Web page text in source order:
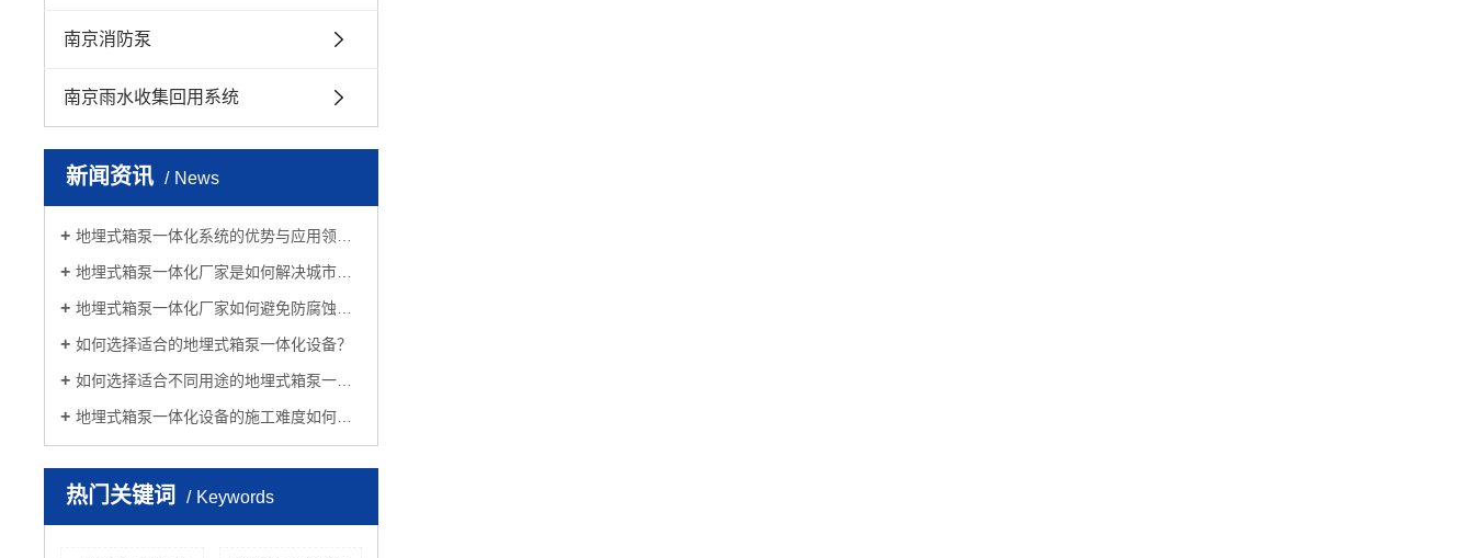
南京消防泵
南京雨水收集回用系统
新闻资讯 News
地埋式箱泵一体化系统的优势与应用领域是什么？
地埋式箱泵一体化厂家是如何解决城市污水处理难题的？
地埋式箱泵一体化厂家如何避免防腐蚀问题？
如何选择适合的地埋式箱泵一体化设备？
如何选择适合不同用途的地埋式箱泵一体化设备？
地埋式箱泵一体化设备的施工难度如何？是否适合自行安装？
热门关键词 Keywords